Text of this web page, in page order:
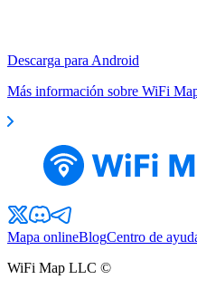
Descarga para Android
Más información sobre WiFi
Mapa onlineBlogCentro de
WiFi Map LLC ©